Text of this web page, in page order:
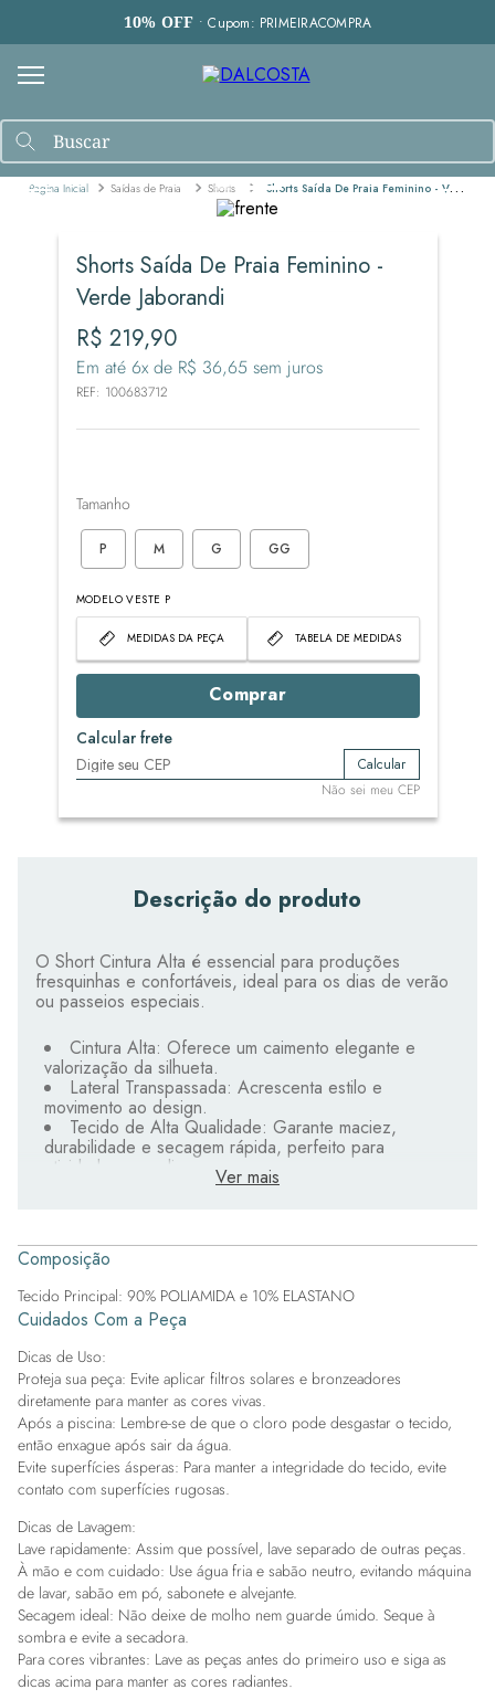
10% OFF • Cupom: PRIMEIRACOMPRA
Saídas de Praia Shorts Shorts Saída De Praia Feminino - Verde Jaborandi
Shorts Saída De Praia Feminino -
Verde Jaborandi
R$ 219,90
Em até 6x de R$ 36,65sem juros
REF: 100683712
Tamanho
P M G GG
MODELO VESTE P
MEDIDAS DA PEÇA TABELA DE MEDIDAS
Comprar
Calcular frete
Calcular
Não sei meu CEP
Descrição do produto
O Short Cintura Alta é essencial para produções
fresquinhas e confortáveis, ideal para os dias de verão
ou passeios especiais.
Cintura Alta: Oferece um caimento elegante e
valorização da silhueta.
Lateral Transpassada: Acrescenta estilo e
movimento ao design.
Tecido de Alta Qualidade: Garante maciez,
durabilidade e secagem rápida, perfeito para
atividades ao ar livre.
Design Moderno e Elegante: Une conforto e
Get the Look:
Combinações Versáteis: Aposte em camisas amplas
e tecidos leves para um visual despojado e natural.
para um toque casual pós praia.
Este short é a peça coringa do seu guarda-roupa de
verão, garantindo praticidade e elegância em diversas
situações.
Ver mais
Composição
Tecido Principal: 90% POLIAMIDA e 10% ELASTANO
Cuidados Com a Peça
Dicas de Uso:
Proteja sua peça: Evite aplicar filtros solares e bronzeadores
diretamente para manter as cores vivas.
Após a piscina: Lembre-se de que o cloro pode desgastar o tecido,
então enxague após sair da água.
Evite superfícies ásperas: Para manter a integridade do tecido, evite
contato com superfícies rugosas.
Dicas de Lavagem:
Lave rapidamente: Assim que possível, lave separado de outras peças.
À mão e com cuidado: Use água fria e sabão neutro, evitando máquina
de lavar, sabão em pó, sabonete e alvejante.
Secagem ideal: Não deixe de molho nem guarde úmido. Seque à
sombra e evite a secadora.
Para cores vibrantes: Lave as peças antes do primeiro uso e siga as
dicas acima para manter as cores radiantes.